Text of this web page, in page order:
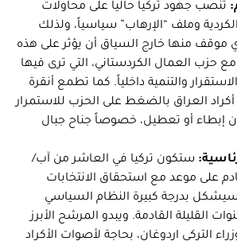
تنصب جهود تركيا حالياً على محاولات
وملف “الإرهاب” سياسياً، ولذلك
موقف منها خارج السياق أن يؤثر على هذه
حزب العمال الكردستاني، التي ترى فيها
والتنمية داخلياً. كما تطمع أنقرة
العراق بالضغط على الحزب للاستمرار
إبطاء أو تعطيل، خصوصاً جناح جبال
ستكون تركيا في العاشر من آب/
على موعد مع استحقاق الانتخابات
سيشكل بدرجة كبيرة النظام السياسي
القليلة القادمة. ويبدو المرشح الأبرز
التركي اردوغان، بحاجة لأصوات الأكراد